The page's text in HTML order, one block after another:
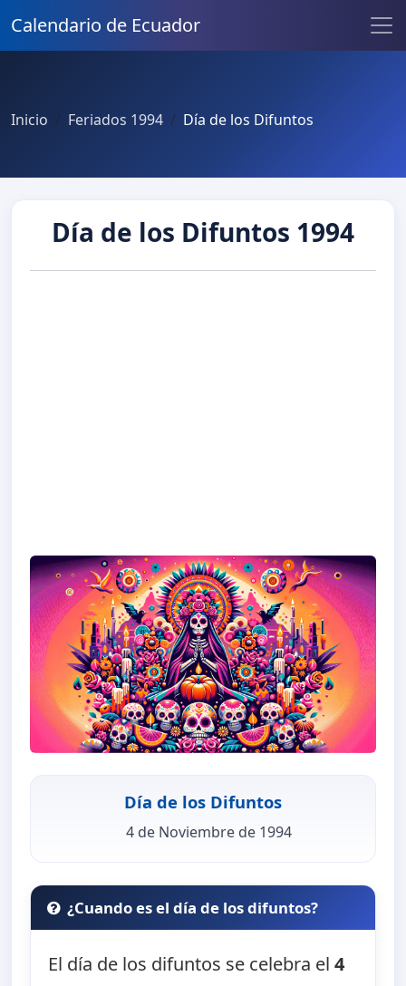
Calendario de Ecuador
Inicio Feriados 1994 Día de los Difuntos
Día de los Difuntos 1994
Día de los Difuntos
4 de Noviembre de 1994
¿Cuando es el día de los difuntos?
El día de los difuntos se celebra el4